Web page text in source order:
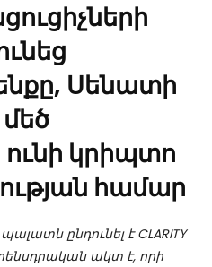
Սենատի
կրիպտո
համար
ընդունել է CLARITY
ակտ է, որի